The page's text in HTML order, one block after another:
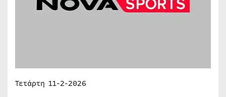
Τετάρτη 11-2-2026